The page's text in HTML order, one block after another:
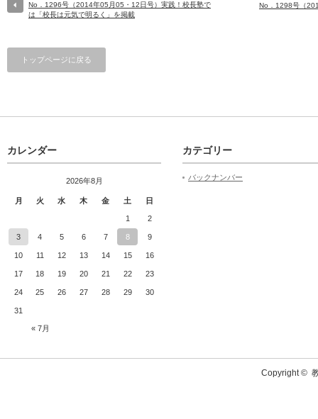
No．1296号（2014年05月05・12日号）実践！校長塾で
は「校長は元気で明るく」を掲載
No．1298号（
トップページに戻る
カレンダー
2026年8月
月 火 水 木 金 土 日
« 7月
1 2
3 4 5 6 7 8 9
10 11 12 13 14 15 16
17 18 19 20 21 22 23
24 25 26 27 28 29 30
31
カテゴリー
バックナンバー
Copyright ©